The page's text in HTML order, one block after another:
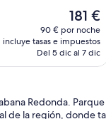
El
precio
actual
es
de
181 €
90 € por noche
incluye tasas e impuestos
Del 5 dic al 7 dic
Redonda.
de la región, donde